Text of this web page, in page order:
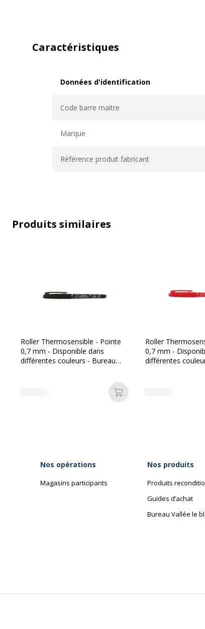
Caractéristiques
Données d'identification
Code barre maitre
Marque
Référence produit fabricant
Produits similaires
Roller Thermosensible - Pointe
0,7 mm - Disponible dans
différentes couleurs - Bureau
Ajouter au panier
Roller
0,7 mm -
différentes
Nos opérations
Magasins participants
Nos produits
Produits
Guides d’achat
Bureau Vallée le